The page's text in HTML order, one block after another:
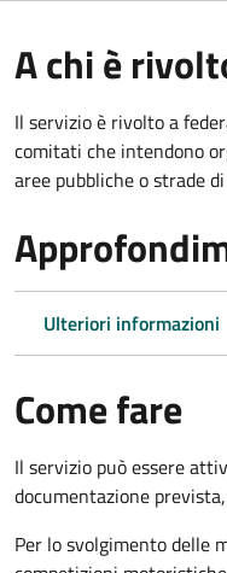
A chi è
Il servizio è rivolto a
comitati che intendono
aree pubbliche o strade
Ulteriori informazioni
Come fare
Il servizio può essere
documentazione
Per lo svolgimento delle